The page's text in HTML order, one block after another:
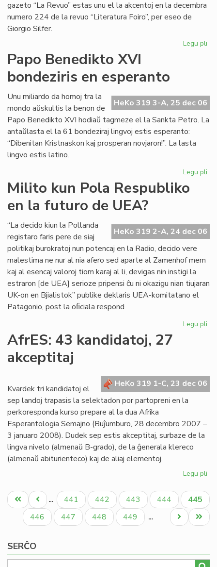
gazeto “La Revuo” estas unu el la akcentoj en la decembra
numero 224 de la revuo “Literatura Foiro”, per eseo de
Giorgio Silfer.
Legu pli
de
Papo Benedikto XVI
bondeziris en esperanto
HeKo 319 3-A, 25 dec 06
Unu miliardo da homoj tra la
mondo aŭskultis la benon de
Papo Benedikto XVI hodiaŭ tagmeze el la Sankta Petro. La
antaŭlasta el la 61 bondeziraj lingvoj estis esperanto:
“Dibenitan Kristnaskon kaj prosperan novjaron!”. La lasta
lingvo estis latino.
Legu pli
en
Milito kun Pola Respubliko
en la futuro de UEA?
HeKo 319 2-A, 24 dec 06
“La decido kiun la Pollanda
registaro faris pere de siaj
politikaj burokratoj nun potencaj en la Radio, decido vere
malestima ne nur al nia afero sed aparte al Zamenhof mem
kaj al esencaj valoroj tiom karaj al li, devigas nin instigi la
estraron [de UEA] serioze pripensi ĉu ni okazigu nian tiujaran
UK-on en Bjialistok” publike deklaris UEA-komitatano el
Patagonio, post la oﬁciala respond
Legu pli
en
AfrES: 43 kandidatoj, 27
akceptitaj
HeKo 319 1-C, 23 dec 06
Kvardek tri kandidatoj el
sep landoj trapasis la selektadon por partopreni en la
perkoresponda kurso prepare al la dua Afrika
Esperantologia Semajno (Buĵumburo, 28 decembro 2007 –
3 januaro 2008). Dudek sep estis akceptitaj, surbaze de la
lingva nivelo (almenaŭ B-grado), de la ĝenerala klereco
(almenaŭ abiturienteco) kaj de aliaj elementoj.
Legu pli
43
27
Pagination
Unua
paĝo
Antaŭa
paĝo
… Paĝo
441 Paĝo
442 Paĝo
443 Paĝo
444
Aktuala
paĝo
445
Paĝo
446 Paĝo
447 Paĝo
448 Paĝo
449 …
Last
page
Next
page
SERĈO